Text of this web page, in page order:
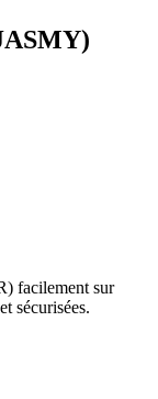
facilement sur
sécurisées.